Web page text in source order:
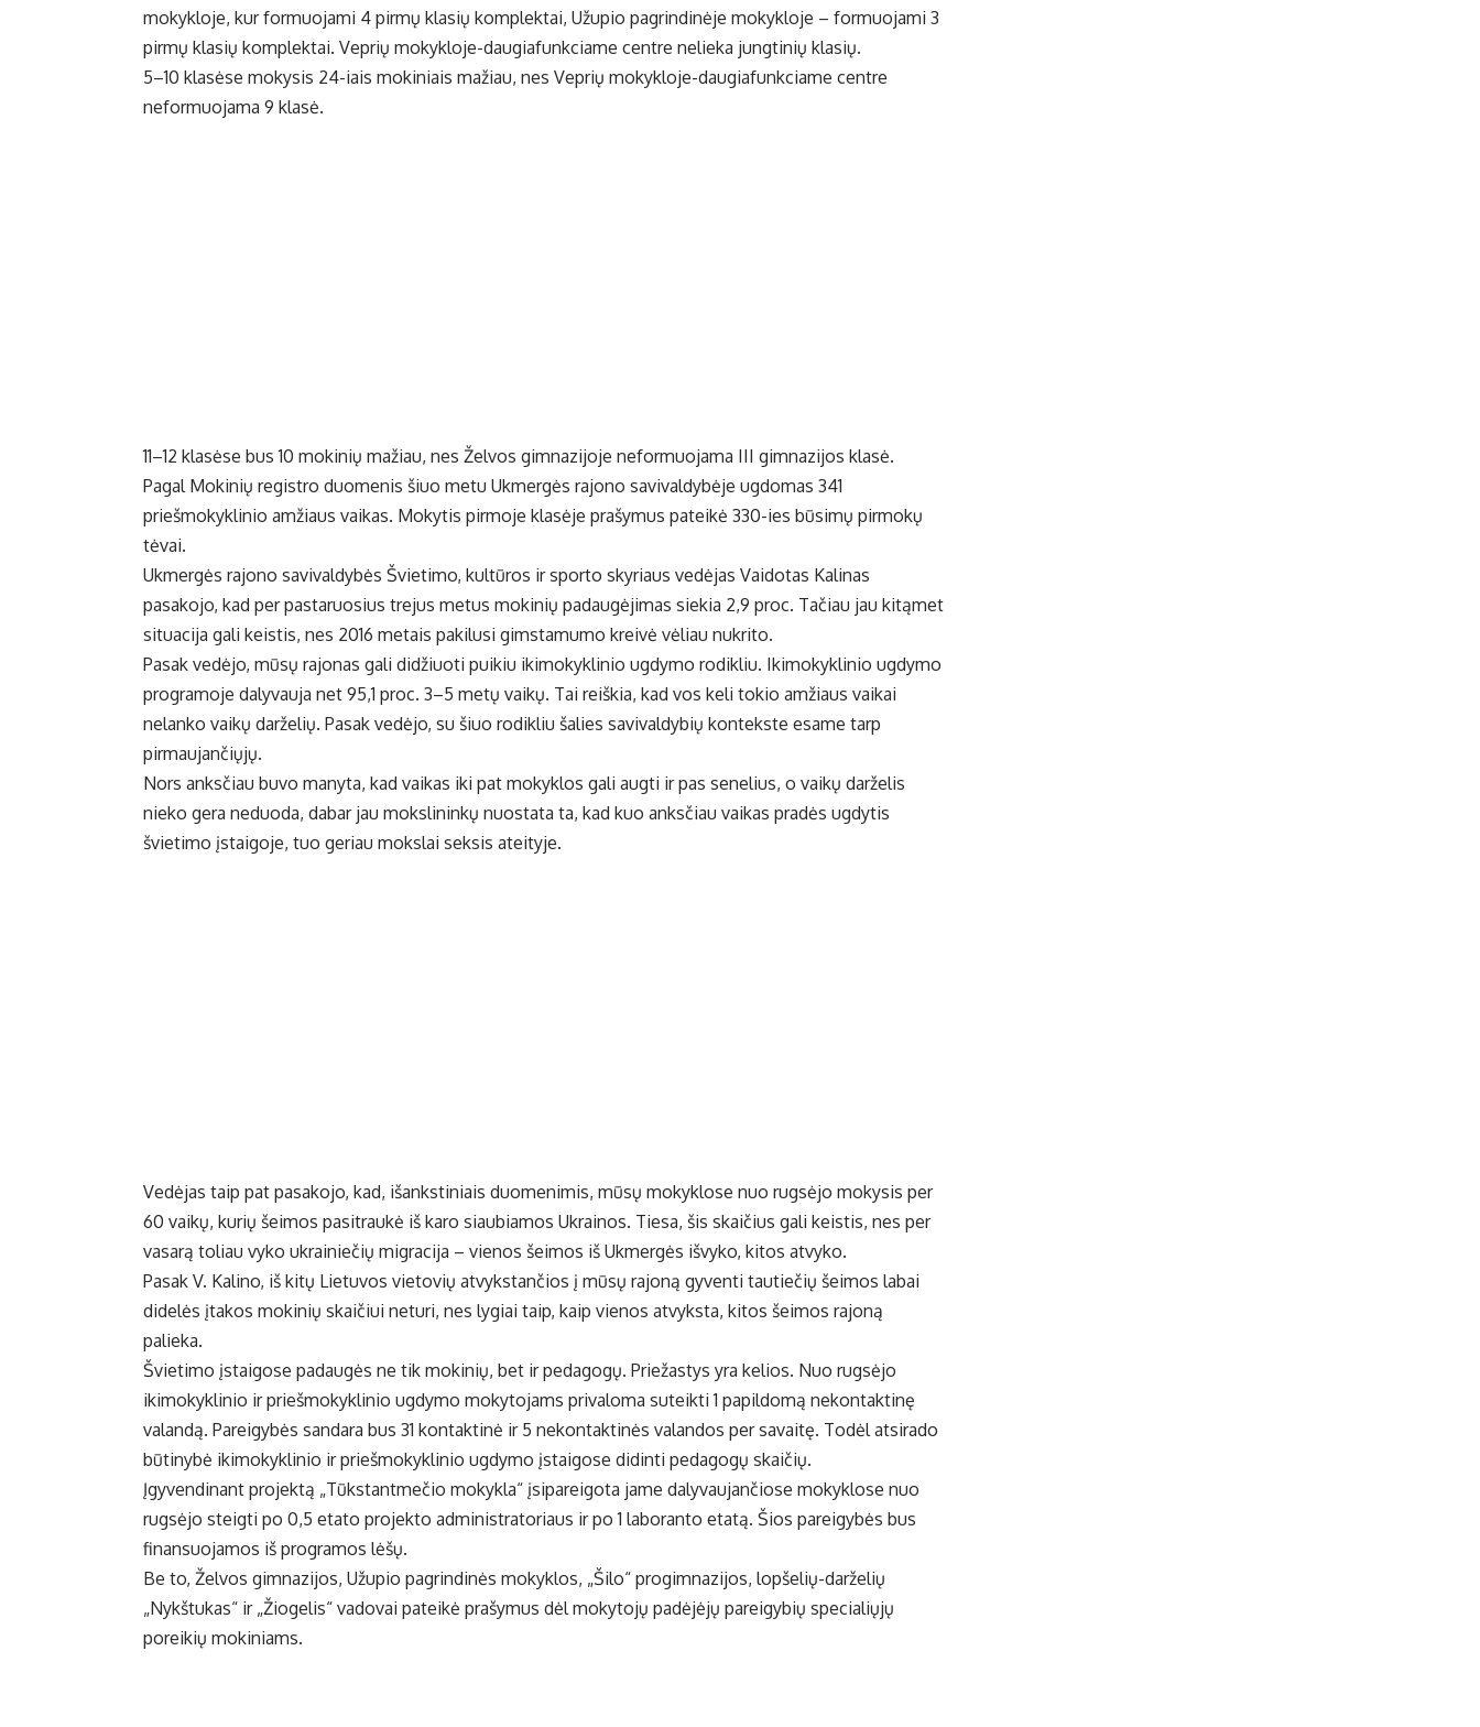
mokykloje, kur formuojami 4 pirmų klasių komplektai, Užupio pagrindinėje mokykloje – formuojami 3
pirmų klasių komplektai. Veprių mokykloje-daugiafunkciame centre nelieka jungtinių klasių.
5–10 klasėse mokysis 24-iais mokiniais mažiau, nes Veprių mokykloje-daugiafunkciame centre
neformuojama 9 klasė.
11–12 klasėse bus 10 mokinių mažiau, nes Želvos gimnazijoje neformuojama III gimnazijos klasė.
Pagal Mokinių registro duomenis šiuo metu Ukmergės rajono savivaldybėje ugdomas 341
priešmokyklinio amžiaus vaikas. Mokytis pirmoje klasėje prašymus pateikė 330-ies būsimų pirmokų
tėvai.
Ukmergės rajono savivaldybės Švietimo, kultūros ir sporto skyriaus vedėjas Vaidotas Kalinas
pasakojo, kad per pastaruosius trejus metus mokinių padaugėjimas siekia 2,9 proc. Tačiau jau kitąmet
situacija gali keistis, nes 2016 metais pakilusi gimstamumo kreivė vėliau nukrito.
Pasak vedėjo, mūsų rajonas gali didžiuoti puikiu ikimokyklinio ugdymo rodikliu. Ikimokyklinio ugdymo
programoje dalyvauja net 95,1 proc. 3–5 metų vaikų. Tai reiškia, kad vos keli tokio amžiaus vaikai
nelanko vaikų darželių. Pasak vedėjo, su šiuo rodikliu šalies savivaldybių kontekste esame tarp
pirmaujančiųjų.
Nors anksčiau buvo manyta, kad vaikas iki pat mokyklos gali augti ir pas senelius, o vaikų darželis
nieko gera neduoda, dabar jau mokslininkų nuostata ta, kad kuo anksčiau vaikas pradės ugdytis
švietimo įstaigoje, tuo geriau mokslai seksis ateityje.
Vedėjas taip pat pasakojo, kad, išankstiniais duomenimis, mūsų mokyklose nuo rugsėjo mokysis per
60 vaikų, kurių šeimos pasitraukė iš karo siaubiamos Ukrainos. Tiesa, šis skaičius gali keistis, nes per
vasarą toliau vyko ukrainiečių migracija – vienos šeimos iš Ukmergės išvyko, kitos atvyko.
Pasak V. Kalino, iš kitų Lietuvos vietovių atvykstančios į mūsų rajoną gyventi tautiečių šeimos labai
didelės įtakos mokinių skaičiui neturi, nes lygiai taip, kaip vienos atvyksta, kitos šeimos rajoną
palieka.
Švietimo įstaigose padaugės ne tik mokinių, bet ir pedagogų. Priežastys yra kelios. Nuo rugsėjo
ikimokyklinio ir priešmokyklinio ugdymo mokytojams privaloma suteikti 1 papildomą nekontaktinę
valandą. Pareigybės sandara bus 31 kontaktinė ir 5 nekontaktinės valandos per savaitę. Todėl atsirado
būtinybė ikimokyklinio ir priešmokyklinio ugdymo įstaigose didinti pedagogų skaičių.
Įgyvendinant projektą „Tūkstantmečio mokykla“ įsipareigota jame dalyvaujančiose mokyklose nuo
rugsėjo steigti po 0,5 etato projekto administratoriaus ir po 1 laboranto etatą. Šios pareigybės bus
finansuojamos iš programos lėšų.
Be to, Želvos gimnazijos, Užupio pagrindinės mokyklos, „Šilo“ progimnazijos, lopšelių-darželių
„Nykštukas“ ir „Žiogelis“ vadovai pateikė prašymus dėl mokytojų padėjėjų pareigybių specialiųjų
poreikių mokiniams.